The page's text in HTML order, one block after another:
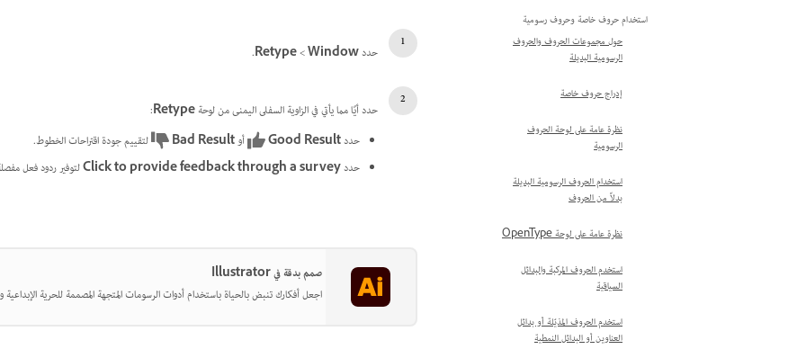
استخدام حروف خاصة وحروف رسومية
حول مجموعات الحروف والحروف
الرسومية البديلة
إدراج حروف خاصة
نظرة عامة على لوحة الحروف
الرسومية
استخدام الحروف الرسومية البديلة
بدلاً من الحروف
نظرة عامة على لوحة OpenType
استخدم الحروف المركبة والبدائل
السياقية
استخدم الحروف المذيّلة أو بدائل
العناوين أو البدائل النمطية
حددWindow
‏ >
Retype
.
حدد أيًا مما يأتي في الزاوية السفلى اليمنى من لوحةRetype
:
حددGood Result أوBad Result
لتقييم جودة اقتراحات الخطوط.
حددClick to provide feedback through a surveyلتوفير ردود فعل
صمم بدقة في Illustrator
اجعل أفكارك تنبض بالحياة باستخدام أدوات الرسومات المتجهة المصممة للحرية الإبداعية